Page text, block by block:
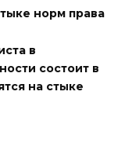
норм права
в
состоит в
на стыке